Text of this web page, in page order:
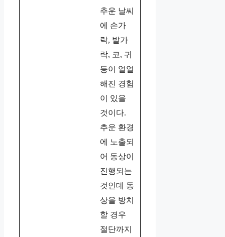
추운 날씨
에 손가
락, 발가
락, 코, 귀
등이 얼얼
해진 경험
이 있을
것이다.
추운 환경
에 노출되
어 동상이
진행되는
것인데 동
상을 방치
할 경우
절단까지